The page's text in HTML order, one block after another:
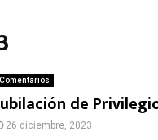
Comentarios
de
26 diciembre, 2023